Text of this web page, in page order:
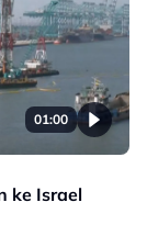
01:00
ke Israel